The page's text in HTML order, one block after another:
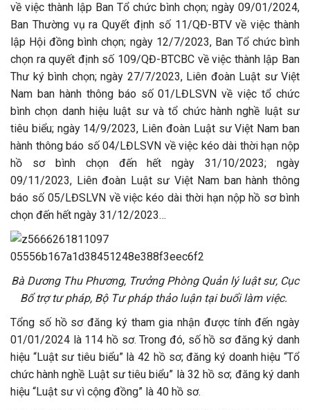
về việc thành lập Ban Tổ chức bình chọn; ngày 09/01/2024,
Ban Thường vụ ra Quyết định số 11/QĐ-BTV về việc thành
lập Hội đồng bình chọn; ngày 12/7/2023, Ban Tổ chức bình
chọn ra quyết định số 109/QĐ-BTCBC về việc thành lập Ban
Thư ký bình chọn; ngày 27/7/2023, Liên đoàn Luật sư Việt
Nam ban hành thông báo số 01/LĐLSVN về việc tổ chức
bình chọn danh hiệu luật sư và tổ chức hành nghề luật sư
tiêu biểu; ngày 14/9/2023, Liên đoàn Luật sư Việt Nam ban
hành thông báo số 04/LĐLSVN về việc kéo dài thời hạn nộp
hồ sơ bình chọn đến hết ngày 31/10/2023; ngày
09/11/2023, Liên đoàn Luật sư Việt Nam ban hành thông
báo số 05/LĐSLVN về việc kéo dài thời hạn nộp hồ sơ bình
chọn đến hết ngày 31/12/2023…
Bà Dương Thu Phương, Trưởng Phòng Quản lý luật sư, Cục
Bổ trợ tư pháp, Bộ Tư pháp thảo luận tại buổi làm việc.
Tổng số hồ sơ đăng ký tham gia nhận được tính đến ngày
01/01/2024 là 114 hồ sơ. Trong đó, số hồ sơ đăng ký danh
hiệu “Luật sư tiêu biểu” là 42 hồ sơ; đăng ký doanh hiệu “Tổ
chức hành nghề Luật sư tiêu biểu” là 32 hồ sơ; đăng ký danh
hiệu “Luật sư vì cộng đồng” là 40 hồ sơ.